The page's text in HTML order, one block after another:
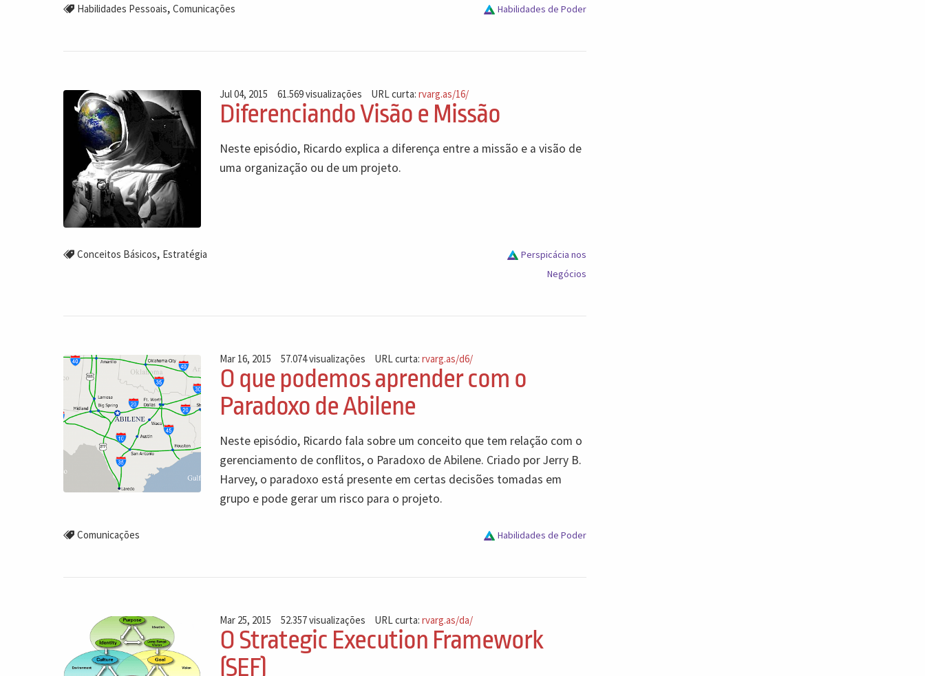
Habilidades Pessoais, Comunicações Habilidades de Poder
Jul 04, 2015 61.569 visualizações URL curta:rvarg.as/16/
Diferenciando Visão e Missão
Neste episódio, Ricardo explica a diferença entre a missão e a visão de
uma organização ou de um projeto.
Conceitos Básicos, Estratégia
Perspicácia nos
Negócios
Mar 16, 2015 57.074 visualizações URL curta:rvarg.as/d6/
O que podemos aprender com o
Paradoxo de Abilene
Neste episódio, Ricardo fala sobre um conceito que tem relação com o
gerenciamento de conflitos, o Paradoxo de Abilene. Criado por Jerry B.
Harvey, o paradoxo está presente em certas decisões tomadas em
grupo e pode gerar um risco para o projeto.
Comunicações Habilidades de Poder
Mar 25, 2015 52.357 visualizações URL curta:rvarg.as/da/
O Strategic Execution Framework
(SEF)